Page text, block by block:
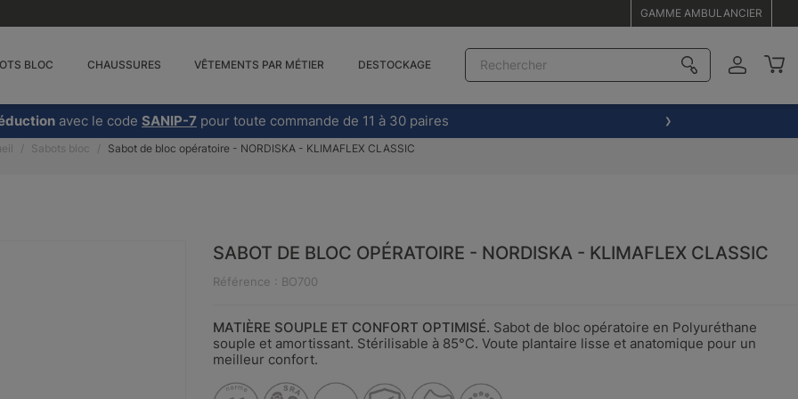
GAMME AMBULANCIER
BLOC CHAUSSURES VÊTEMENTS PAR MÉTIER DESTOCKAGE
avec le code SANIP-7 pour toute commande de 11 à 30 paires
Sabots bloc Sabot de bloc opératoire - NORDISKA - KLIMAFLEX CLASSIC
SABOT DE BLOC OPÉRATOIRE - NORDISKA - KLIMAFLEX CLASSIC
Référence : BO700
MATIÈRE SOUPLE ET CONFORT OPTIMISÉ. Sabot de bloc opératoire en Polyuréthane
souple et amortissant. Stérilisable à 85°C. Voute plantaire lisse et anatomique pour un
meilleur confort.